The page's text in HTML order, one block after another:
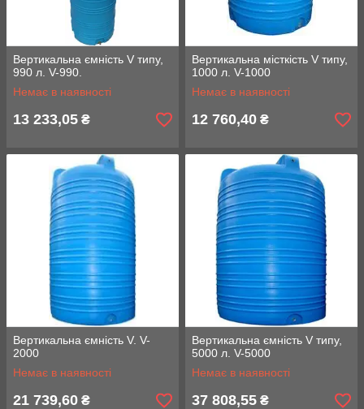
Вертикальна ємність V типу,
990 л. V-990.
Немає в наявності
13 233,05 ₴
Вертикальна місткість V типу,
1000 л. V-1000
Немає в наявності
12 760,40 ₴
Вертикальна ємність V. V-
2000
Немає в наявності
21 739,60 ₴
Вертикальна ємність V типу,
5000 л. V-5000
Немає в наявності
37 808,55 ₴